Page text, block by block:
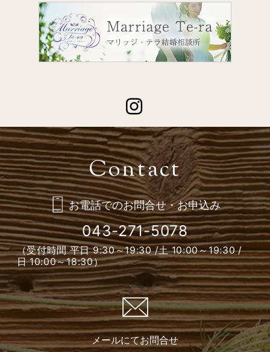
お電話でのお問合せ・お申込み
043-271-5078
（受付時間 平日 9:30～19:30 /土 10:00～19:30 /
日 10:00～18:30）
メールにてお問合せ